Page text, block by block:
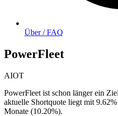
Über / FAQ
PowerFleet
AIOT
PowerFleet ist schon länger ein
aktuelle Shortquote liegt mit
Monate (10.20%).